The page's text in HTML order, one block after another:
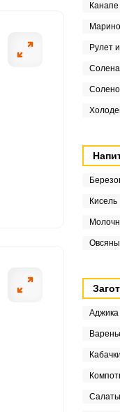
Канапе
Рулет
Кисель
Аджика